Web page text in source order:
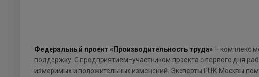
Федеральный проект «Производительность труда» – комплекс
поддержку. С предприятием–участником проекта с первого дня
измеримых и положительных изменений. Эксперты РЦК Москвы